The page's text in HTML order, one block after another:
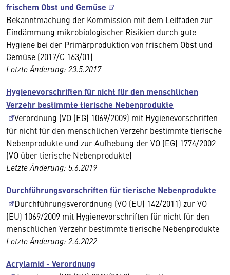
frischem Obst und Gemüse
Bekanntmachung der Kommission mit dem Leitfaden zur
Eindämmung mikrobiologischer Risikien durch gute
Hygiene bei der Primärproduktion von frischem Obst und
Gemüse (2017/C 163/01)
Letzte Änderung: 23.5.2017
Hygienevorschriften für nicht für den menschlichen
Verzehr bestimmte tierische Nebenprodukte
Verordnung (VO (EG) 1069/2009) mit Hygienevorschriften
für nicht für den menschlichen Verzehr bestimmte tierische
Nebenprodukte und zur Aufhebung der VO (EG) 1774/2002
(VO über tierische Nebenprodukte)
Letzte Änderung: 5.6.2019
Durchführungsvorschriften für tierische Nebenprodukte
Durchführungsverordnung (VO (EU) 142/2011) zur VO
(EU) 1069/2009 mit Hygienevorschriften für nicht für den
menschlichen Verzehr bestimmte tierische Nebenprodukte
Letzte Änderung: 2.6.2022
Acrylamid - Verordnung